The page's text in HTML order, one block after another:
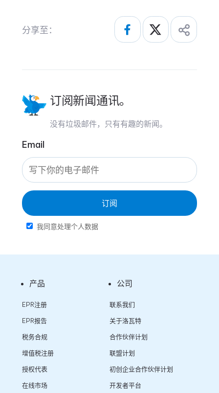
分享至：
订阅新闻通讯。
没有垃圾邮件，只有有趣的新闻。
Email
订阅
我同意处理个人数据
产品
EPR注册
EPR报告
税务合规
增值税注册
授权代表
在线市场
公司
联系我们
关于洛瓦特
合作伙伴计划
联盟计划
初创企业合作伙伴计划
开发者平台